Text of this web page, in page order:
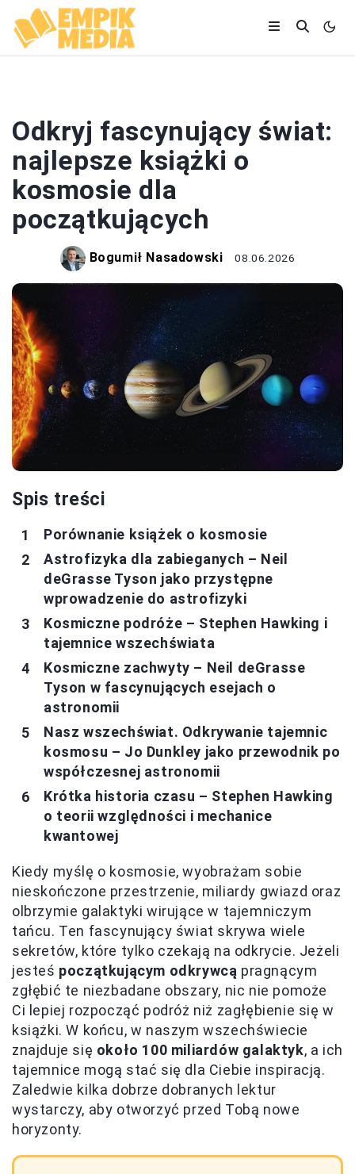
Odkryj fascynujący świat:
najlepsze książki o
kosmosie dla
początkujących
Bogumił Nasadowski 08.06.2026
Spis treści
Porównanie książek o kosmosie
Astrofizyka dla zabieganych – Neil
deGrasse Tyson jako przystępne
wprowadzenie do astrofizyki
Kosmiczne podróże – Stephen Hawking i
tajemnice wszechświata
Kosmiczne zachwyty – Neil deGrasse
Tyson w fascynujących esejach o
astronomii
Nasz wszechświat. Odkrywanie tajemnic
kosmosu – Jo Dunkley jako przewodnik po
współczesnej astronomii
Krótka historia czasu – Stephen Hawking
o teorii względności i mechanice
kwantowej
Kiedy myślę o kosmosie, wyobrażam sobie
nieskończone przestrzenie, miliardy gwiazd oraz
olbrzymie galaktyki wirujące w tajemniczym
tańcu. Ten fascynujący świat skrywa wiele
sekretów, które tylko czekają na odkrycie. Jeżeli
jesteś początkującym odkrywcą pragnącym
zgłębić te niezbadane obszary, nic nie pomoże
Ci lepiej rozpocząć podróż niż zagłębienie się w
książki. W końcu, w naszym wszechświecie
znajduje się około 100 miliardów galaktyk, a ich
tajemnice mogą stać się dla Ciebie inspiracją.
Zaledwie kilka dobrze dobranych lektur
wystarczy, aby otworzyć przed Tobą nowe
horyzonty.